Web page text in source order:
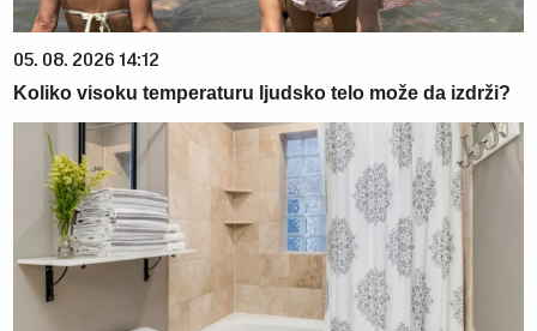
05. 08. 2026 14:12
Koliko visoku temperaturu ljudsko telo može da izdrži?